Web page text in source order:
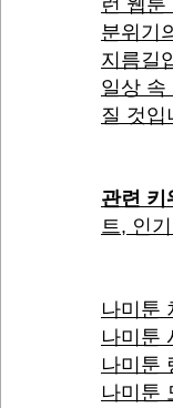
런 웹
분위기
지름길
일상 속
질 것입
관련 키
트, 인
나미툰
나미툰
나미툰
나미툰